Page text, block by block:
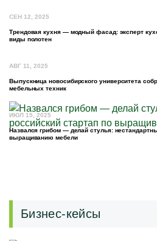
СЕН 12, 2025
Трендовая кухня — модный фасад: эксперт
виды полотен
АВГ 11, 2025
Выпускница новосибирского университета
мебельных техник
ИЮЛ 15, 2025
Назвался грибом — делай стулья:
выращиванию мебели
Бизнес-кейсы